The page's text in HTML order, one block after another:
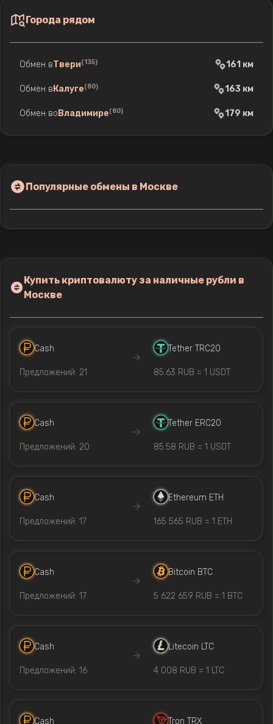
Города рядом
Обмен вТвери(135) 161 км
Обмен в Калуге(80) 163 км
Обмен во Владимире(80) 179 км
Популярные обмены в Москве
Купить криптовалюту за наличные рубли в
Москве
Cash
Предложений: 21
Tether TRC20
85.63 RUB = 1 USDT
Cash
Предложений: 20
Tether ERC20
85.58 RUB = 1 USDT
Cash
Предложений: 17
Ethereum ETH
165 565 RUB = 1 ETH
Cash
Предложений: 17
Bitcoin BTC
5 622 659 RUB = 1 BTC
Cash
Предложений: 16
Litecoin LTC
4 008 RUB = 1 LTC
Cash Tron TRX